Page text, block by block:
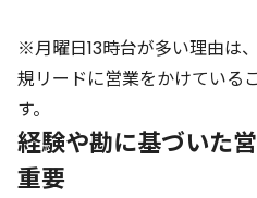
※月曜日13時台が多い理由は
規リードに営業をかけている
す。
経験や勘に基づいた
重要